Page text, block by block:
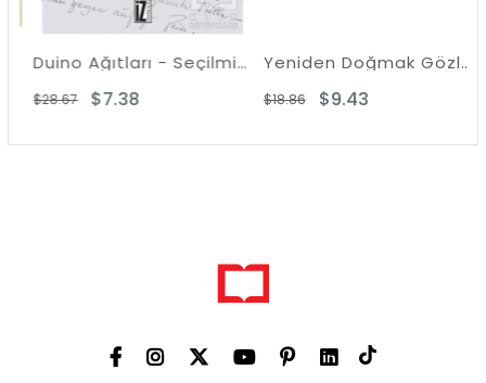
Duino Ağıtları - Seçilmiş Şiirler
$7.38
$28.67
Yeniden Doğmak Gözlerinde
$9.43
$18.86